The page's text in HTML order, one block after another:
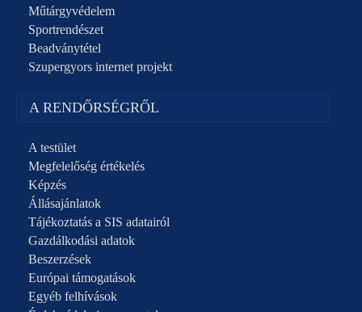
Műtárgyvédelem
Sportrendészet
Beadványtétel
Szupergyors internet projekt
A RENDŐRSÉGRŐL
A testület
Megfelelőség értékelés
Képzés
Állásajánlatok
Tájékoztatás a SIS adatairól
Gazdálkodási adatok
Beszerzések
Európai támogatások
Egyéb felhívások